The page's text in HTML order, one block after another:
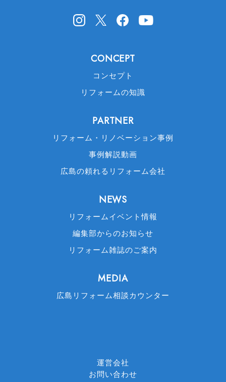
InstagramX(Twitter)facebook
CONCEPT
コンセプト
リフォームの知識
PARTNER
リフォーム・リノベーション事例
事例解説動画
広島の頼れるリフォーム会社
NEWS
リフォームイベント情報
編集部からのお知らせ
リフォーム雑誌のご案内
MEDIA
広島リフォーム相談カウンター
運営会社
お問い合わせ